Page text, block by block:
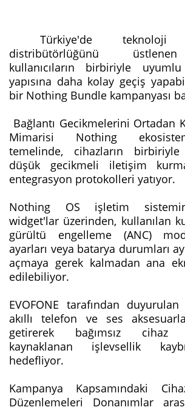
Türkiye'de teknoloji
distribütörlüğünü
kullanıcıların birbiriyle
yapısına daha kolay geçiş
bir Nothing Bundle kampanyası
Bağlantı Gecikmelerini Ortadan
Mimarisi Nothing
temelinde, cihazların
düşük gecikmeli iletişim
entegrasyon protokolleri yatıyor.
Nothing OS işletim
widget'lar üzerinden, kullanılan
gürültü engelleme (ANC)
ayarları veya batarya durumları
açmaya gerek kalmadan ana
edilebiliyor.
EVOFONE tarafından
akıllı telefon ve ses
getirerek bağımsız cihaz
kaynaklanan işlevsellik
hedefliyor.
Kampanya Kapsamındaki
Düzenlemeleri Donanımlar